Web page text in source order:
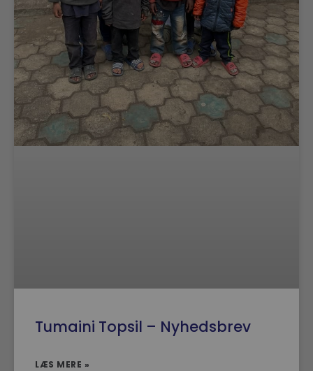
Tumaini Topsil – Nyhedsbrev
LÆS MERE »